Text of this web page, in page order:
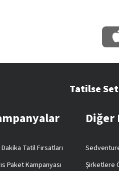
Tatilse
Tatil Fırsatları
Paket Kampanyası
Şirketlere